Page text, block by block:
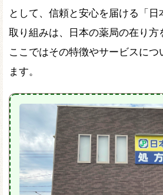
として、信頼と安心を届ける「
取り組みは、日本の薬局の在り方
ここではその特徴やサービスにつ
ます。